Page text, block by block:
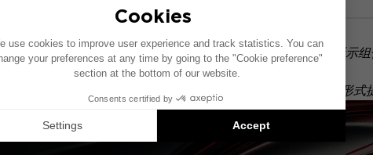
辆绘制。如果您的车辆配有特定的高保真选装配置，图中所示组
方案是兼容产品的推荐：每个组件均单独销售，并非以套装形式